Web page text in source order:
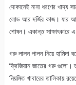
দোকানেই নানা ধরণের খাদ্য
লোড আর দর্জির কাজ। যার
পোষন। একান্ত সাক্ষাৎকারে এ
গরু লালন পালন নিয়ে হামিদা
ফ্রিজিয়ান জাতের গরু গুলো।
নিয়মিত খাবারের তালিকায়